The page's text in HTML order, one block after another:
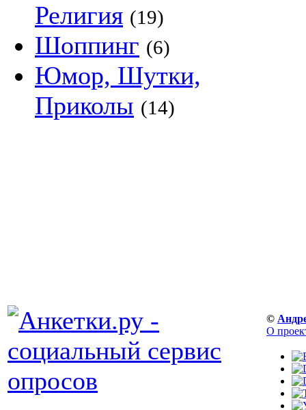
Религия (19)
Шоппинг (6)
Юмор, Шутки,
Приколы (14)
©
О